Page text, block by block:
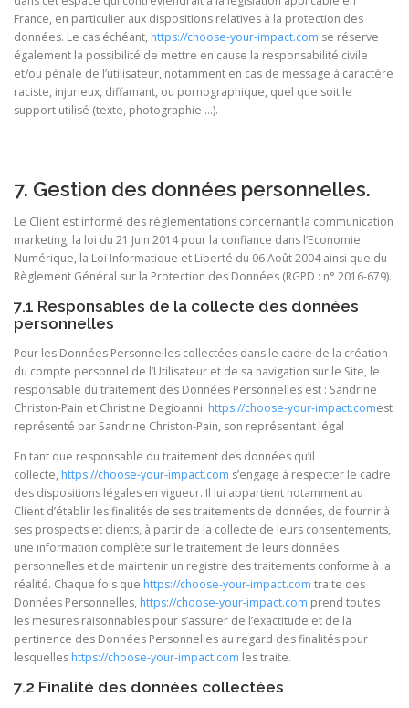
France, en particulier aux dispositions relatives à la protection des
données. Le cas échéant, https://choose-your-impact.com se réserve
également la possibilité de mettre en cause la responsabilité civile
et/ou pénale de l’utilisateur, notamment en cas de message à caractère
raciste, injurieux, diffamant, ou pornographique, quel que soit le
support utilisé (texte, photographie …).
7. Gestion des données personnelles.
Le Client est informé des réglementations concernant la communication
marketing, la loi du 21 Juin 2014 pour la confiance dans l’Economie
Numérique, la Loi Informatique et Liberté du 06 Août 2004 ainsi que du
Règlement Général sur la Protection des Données (RGPD : n° 2016-679).
7.1 Responsables de la collecte des données
personnelles
Pour les Données Personnelles collectées dans le cadre de la création
du compte personnel de l’Utilisateur et de sa navigation sur le Site, le
responsable du traitement des Données Personnelles est : Sandrine
Christon-Pain et Christine Degioanni. https://choose-your-impact.comest
représenté par Sandrine Christon-Pain, son représentant légal
En tant que responsable du traitement des données qu’il
collecte, https://choose-your-impact.com s’engage à respecter le cadre
des dispositions légales en vigueur. Il lui appartient notamment au
Client d’établir les finalités de ses traitements de données, de fournir à
ses prospects et clients, à partir de la collecte de leurs consentements,
une information complète sur le traitement de leurs données
personnelles et de maintenir un registre des traitements conforme à la
réalité. Chaque fois que https://choose-your-impact.com traite des
Données Personnelles, https://choose-your-impact.com prend toutes
les mesures raisonnables pour s’assurer de l’exactitude et de la
pertinence des Données Personnelles au regard des finalités pour
lesquelles https://choose-your-impact.com les traite.
7.2 Finalité des données collectées